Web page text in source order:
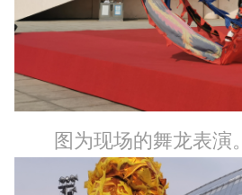
图为现场的舞龙表演。